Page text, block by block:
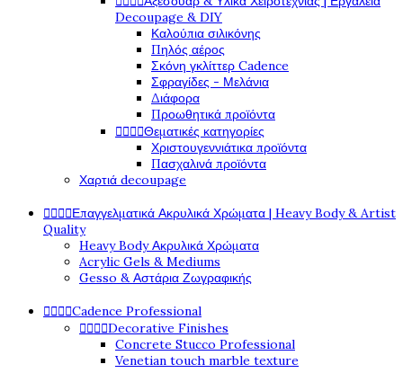
Decoupage & DIY
Καλούπια σιλικόνης
Πηλός αέρος
Σκόνη γκλίττερ Cadence
Σφραγίδες - Μελάνια
Διάφορα
Προωθητικά προϊόντα
Θεματικές κατηγορίες
Χριστουγεννιάτικα προϊόντα
Πασχαλινά προϊόντα
Χαρτιά decoupage
Επαγγελματικά Ακρυλικά Χρώματα | Heavy Body & Artist
Quality
Heavy Body Ακρυλικά Χρώματα
Acrylic Gels & Mediums
Gesso & Αστάρια Ζωγραφικής
Cadence Professional
Decorative Finishes
Concrete Stucco Professional
Venetian touch marble texture